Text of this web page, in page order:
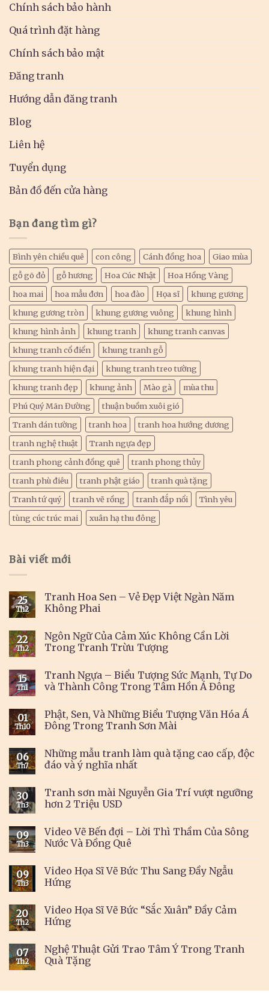
Chính sách bảo hành
Quá trình đặt hàng
Chính sách bảo mật
Đăng tranh
Hướng dẫn đăng tranh
Blog
Liên hệ
Tuyển dụng
Bản đồ đến cửa hàng
Bạn đang tìm gì?
Bình yên chiều quê con công Cánh đồng hoa
Giao mùa
gỗ gõ đỏ
gỗ hương Hoa Cúc Nhật
Hoa Hồng Vàng
hoa mai
hoa mẫu đơn hoa đào Họa sĩ
khung gương
khung gương tròn
khung gương vuông
khung hình
khung hình ảnh
khung tranh
khung tranh canvas
khung tranh cổ điển
khung tranh gỗ
khung tranh hiện đại
khung tranh treo tường
khung tranh đẹp
khung ảnh Mào gà
mùa thu
Phú Quý Mãn Đường
thuận buồm xuôi gió
Tranh dán tường
tranh hoa
tranh hoa hướng dương
tranh nghệ thuật
Tranh ngựa đẹp
tranh phong cảnh đồng quê
tranh phong thủy
tranh phù điêu
tranh phật giáo
tranh quà tặng
Tranh tứ quý
tranh vẽ rồng tranh đắp nổi
Tình yêu
tùng cúc trúc mai
xuân hạ thu đông
Bài viết mới
25
Th2
Tranh Hoa Sen – Vẻ Đẹp Việt Ngàn Năm
Không Phai
22
Th2
Ngôn Ngữ Của Cảm Xúc Không Cần Lời
Trong Tranh Trừu Tượng
15
Th1
Tranh Ngựa – Biểu Tượng Sức Mạnh, Tự Do
và Thành Công Trong Tâm Hồn Á Đông
01
Th10
Phật, Sen, Và Những Biểu Tượng Văn Hóa Á
Đông Trong Tranh Sơn Mài
06
Th7
Những mẫu tranh làm quà tặng cao cấp, độc
đáo và ý nghĩa nhất
30
Th3
Tranh sơn mài Nguyễn Gia Trí vượt ngưỡng
hơn 2 Triệu USD
09
Th3
Video Vẽ Bến đợi – Lời Thì Thầm Của Sông
Nước Và Đồng Quê
09
Th3
Video Họa Sĩ Vẽ Bức Thu Sang Đầy Ngẫu
Hứng
20
Th2
Video Họa Sĩ Vẽ Bức “Sắc Xuân” Đầy Cảm
Hứng
07
Th2
Nghệ Thuật Gửi Trao Tâm Ý Trong Tranh
Quà Tặng